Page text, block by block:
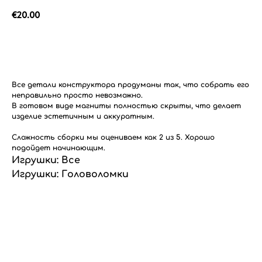
€20.00
Все детали конструктора продуманы так, что собрать его
неправильно просто невозможно.
В готовом виде магниты полностью скрыты, что делает
изделие эстетичным и аккуратным.
Сложность сборки мы оцениваем как 2 из 5. Хорошо
подойдет начинающим.
Игрушки: Все
Игрушки: Головоломки